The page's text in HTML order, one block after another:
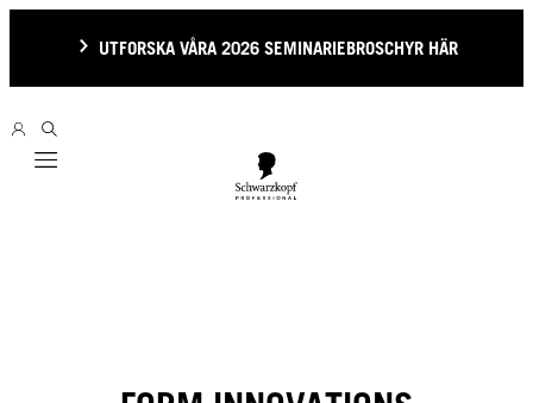
UTFORSKA VÅRA 2026 SEMINARIEBROSCHYR HÄR
Mobile navigation